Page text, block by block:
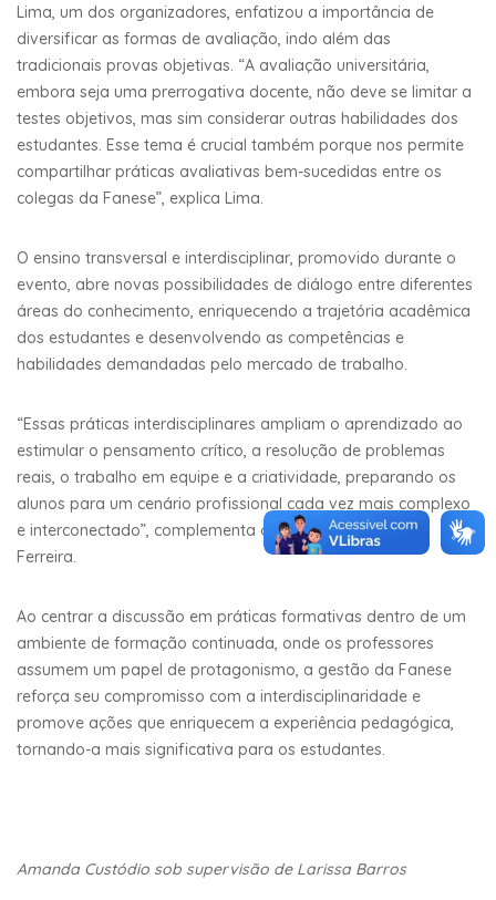
Lima, um dos organizadores, enfatizou a importância de
diversificar as formas de avaliação, indo além das
tradicionais provas objetivas. “A avaliação universitária,
embora seja uma prerrogativa docente, não deve se limitar a
testes objetivos, mas sim considerar outras habilidades dos
estudantes. Esse tema é crucial também porque nos permite
compartilhar práticas avaliativas bem-sucedidas entre os
colegas da Fanese”, explica Lima.
O ensino transversal e interdisciplinar, promovido durante o
evento, abre novas possibilidades de diálogo entre diferentes
áreas do conhecimento, enriquecendo a trajetória acadêmica
dos estudantes e desenvolvendo as competências e
habilidades demandadas pelo mercado de trabalho.
“Essas práticas interdisciplinares ampliam o aprendizado ao
estimular o pensamento crítico, a resolução de problemas
reais, o trabalho em equipe e a criatividade, preparando os
alunos para um cenário profissional cada vez mais complexo
e interconectado”, complementa o professor Me. Franco
Ferreira.
Ao centrar a discussão em práticas formativas dentro de um
ambiente de formação continuada, onde os professores
assumem um papel de protagonismo, a gestão da Fanese
reforça seu compromisso com a interdisciplinaridade e
promove ações que enriquecem a experiência pedagógica,
tornando-a mais significativa para os estudantes.
Amanda Custódio sob supervisão de Larissa Barros